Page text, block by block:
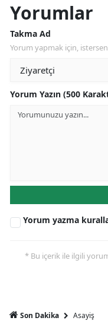
Yorumlar
Takma Ad
Yorum yapmak için,
Yorum Yazın (500
Yorum yazma
* Bu içerik ile ilgili
Son Dakika Asayiş